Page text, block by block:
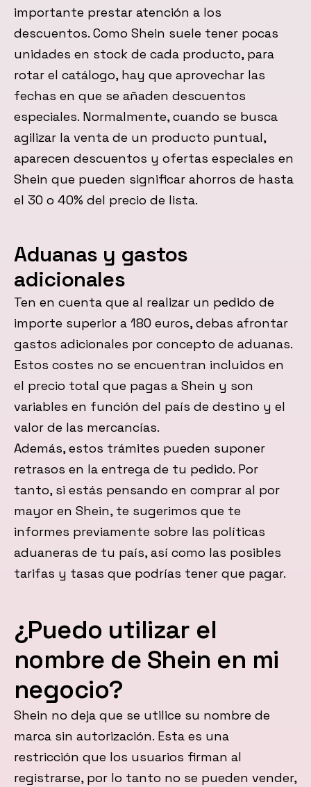
importante prestar atención a los
descuentos. Como Shein suele tener pocas
unidades en stock de cada producto, para
rotar el catálogo, hay que aprovechar las
fechas en que se añaden descuentos
especiales. Normalmente, cuando se busca
agilizar la venta de un producto puntual,
aparecen descuentos y ofertas especiales en
Shein que pueden significar ahorros de hasta
el 30 o 40% del precio de lista.
Aduanas y gastos
adicionales
Ten en cuenta que al realizar un pedido de
importe superior a 180 euros, debas afrontar
gastos adicionales por concepto de aduanas.
Estos costes no se encuentran incluidos en
el precio total que pagas a Shein y son
variables en función del país de destino y el
valor de las mercancías.
Además, estos trámites pueden suponer
retrasos en la entrega de tu pedido. Por
tanto, si estás pensando en comprar al por
mayor en Shein, te sugerimos que te
informes previamente sobre las políticas
aduaneras de tu país, así como las posibles
tarifas y tasas que podrías tener que pagar.
¿Puedo utilizar el
nombre de Shein en mi
negocio?
Shein no deja que se utilice su nombre de
marca sin autorización. Esta es una
restricción que los usuarios firman al
registrarse, por lo tanto no se pueden vender,